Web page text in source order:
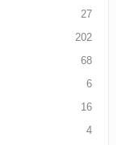
27
202
68
6
16
4